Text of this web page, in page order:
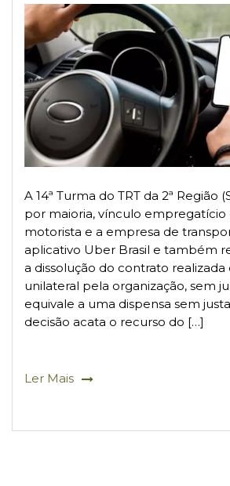
A 14ª Turma do TRT da 2ª Região
por maioria, vínculo
motorista e a empresa de
aplicativo Uber Brasil e também
a dissolução do contrato realizada
unilateral pela organização, sem
equivale a uma dispensa sem
decisão acata o recurso do […]
Ler Mais